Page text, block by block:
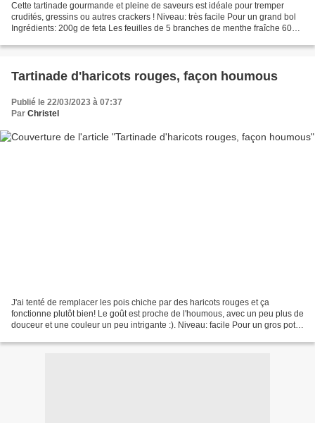
Cette tartinade gourmande et pleine de saveurs est idéale pour tremper
crudités, gressins ou autres crackers ! Niveau: très facile Pour un grand bol
Ingrédients: 200g de feta Les feuilles de 5 branches de menthe fraîche 60g
Tartinade d'haricots rouges, façon houmous
Publié le 22/03/2023 à 07:37
Par Christel
J'ai tenté de remplacer les pois chiche par des haricots rouges et ça
fonctionne plutôt bien! Le goût est proche de l'houmous, avec un peu plus de
douceur et une couleur un peu intrigante :). Niveau: facile Pour un gros pot